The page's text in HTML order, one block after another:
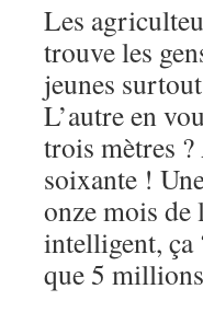
Les
trouve les
jeunes
L’autre en
trois mètres
soixante !
onze mois de
intelligent, ça
que 5